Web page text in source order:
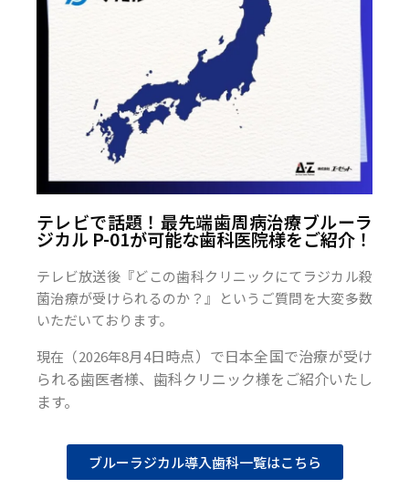
テレビで話題！最先端歯周病治療ブルーラ
ジカル P-01が可能な歯科医院様をご紹介！
テレビ放送後『どこの歯科クリニックにてラジカル殺
菌治療が受けられるのか？』というご質問を大変多数
いただいております。
現在（2026年8月4日時点）で日本全国で治療が受け
られる歯医者様、歯科クリニック様をご紹介いたし
ます。
ブルーラジカル導入歯科一覧はこちら